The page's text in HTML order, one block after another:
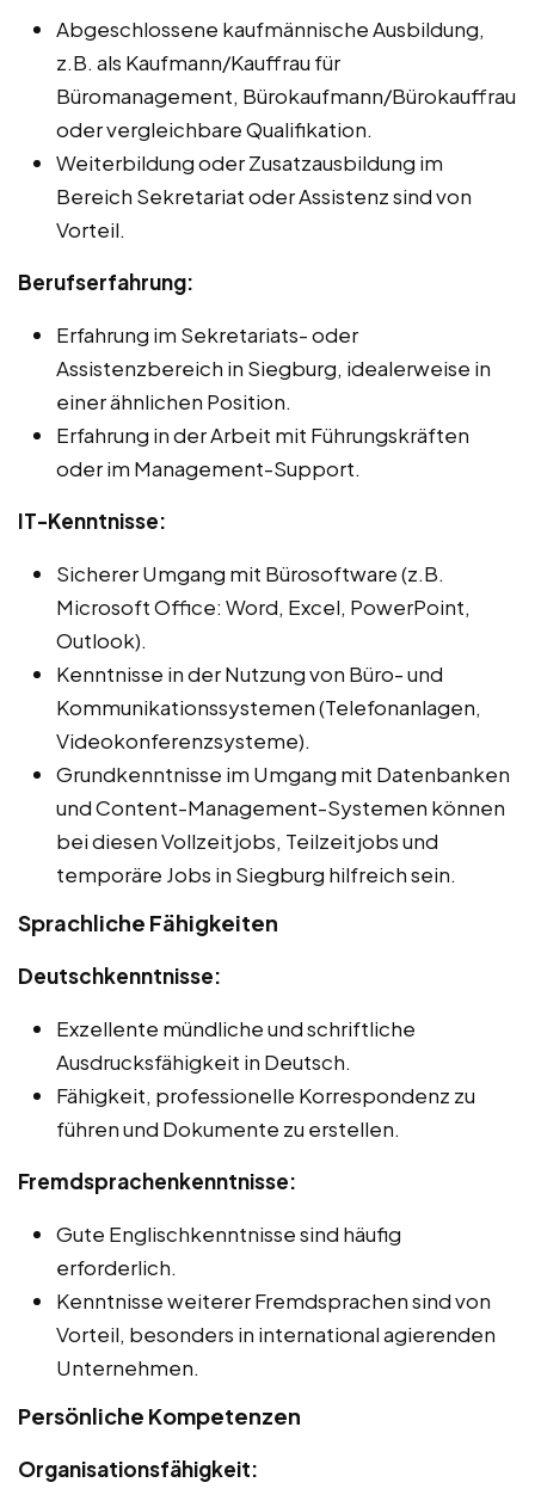
Abgeschlossene kaufmännische Ausbildung,
z.B. als Kaufmann/Kauffrau für
Büromanagement, Bürokaufmann/Bürokauffrau
oder vergleichbare Qualifikation.
Weiterbildung oder Zusatzausbildung im
Bereich Sekretariat oder Assistenz sind von
Vorteil.
Berufserfahrung:
Erfahrung im Sekretariats- oder
Assistenzbereich in Siegburg, idealerweise in
einer ähnlichen Position.
Erfahrung in der Arbeit mit Führungskräften
oder im Management-Support.
IT-Kenntnisse:
Sicherer Umgang mit Bürosoftware (z.B.
Microsoft Office: Word, Excel, PowerPoint,
Outlook).
Kenntnisse in der Nutzung von Büro- und
Kommunikationssystemen (Telefonanlagen,
Videokonferenzsysteme).
Grundkenntnisse im Umgang mit Datenbanken
und Content-Management-Systemen können
bei diesen Vollzeitjobs, Teilzeitjobs und
temporäre Jobs in Siegburg hilfreich sein.
Sprachliche Fähigkeiten
Deutschkenntnisse:
Exzellente mündliche und schriftliche
Ausdrucksfähigkeit in Deutsch.
Fähigkeit, professionelle Korrespondenz zu
führen und Dokumente zu erstellen.
Fremdsprachenkenntnisse:
Gute Englischkenntnisse sind häufig
erforderlich.
Kenntnisse weiterer Fremdsprachen sind von
Vorteil, besonders in international agierenden
Unternehmen.
Persönliche Kompetenzen
Organisationsfähigkeit: